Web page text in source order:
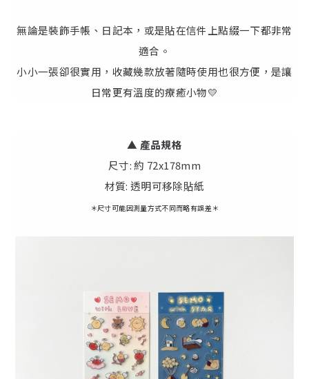
無論是裝飾手帳、日記本，或是貼在信件上點綴一下都非常
適合。
小小一張卻很實用，收藏幾款放著隨時使用也很方便，是讓
日常更有溫度的療癒小物💛
▲ 產品規格
尺寸: 約 72x178mm
材質: 透明可移除貼紙
＊尺寸可能因測量方式不同而略有誤差＊